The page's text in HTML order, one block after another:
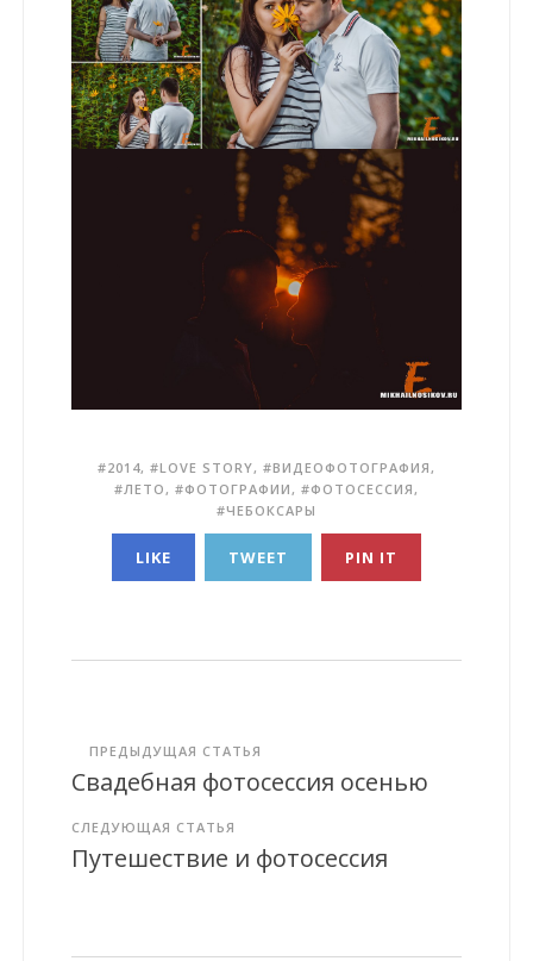
2014, LOVE STORY, ВИДЕОФОТОГРАФИЯ ,
ЛЕТО , ФОТОГРАФИИ , ФОТОСЕССИЯ ,
ЧЕБОКСАРЫ
LIKE TWEET PIN IT
ПРЕДЫДУЩАЯ СТАТЬЯ
Свадебная фотосессия осенью
СЛЕДУЮЩАЯ СТАТЬЯ
Путешествие и фотосессия